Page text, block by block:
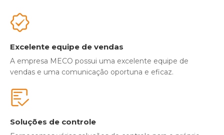
Excelente equipe de vendas
A empresa MECO possui uma excelente equipe de
vendas e uma comunicação oportuna e eficaz.
Soluções de controle